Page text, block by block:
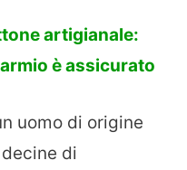
artigianale:
è assicurato
uomo di origine
di